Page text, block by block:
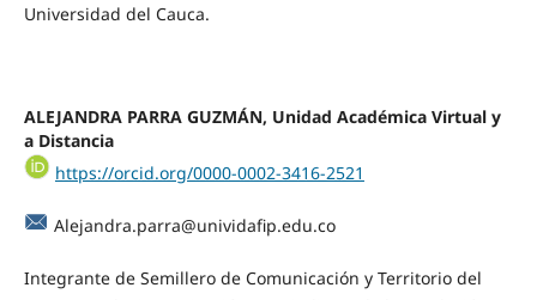
Universidad del Cauca.
ALEJANDRA PARRA GUZMÁN, Unidad Académica Virtual y
a Distancia
https://orcid.org/0000-0002-3416-2521
Alejandra.parra@unividafip.edu.co
Integrante de Semillero de Comunicación y Territorio del